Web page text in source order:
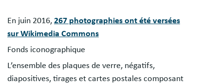
En juin 2016, 267 photographies ont été versées
sur Wikimedia Commons
Fonds iconographique
L’ensemble des plaques de verre, négatifs,
diapositives, tirages et cartes postales composant